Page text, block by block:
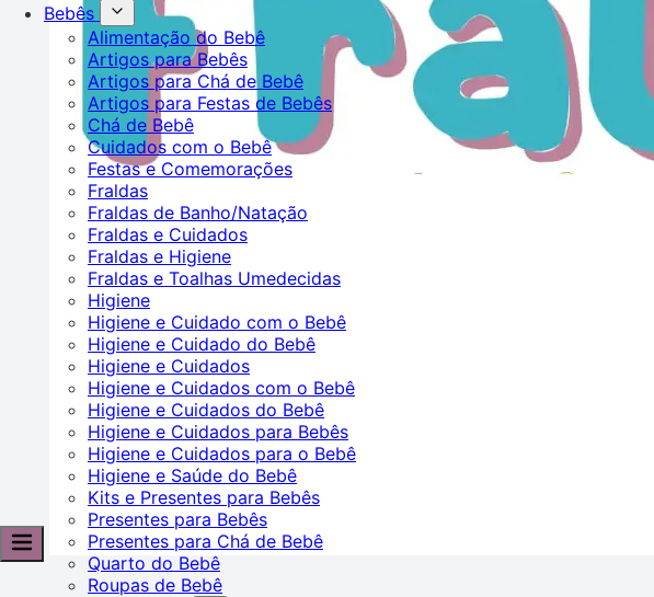
Bebês
Alimentação do Bebê
Artigos para Bebês
Artigos para Chá de Bebê
Artigos para Festas de Bebês
Chá de Bebê
Cuidados com o Bebê
Festas e Comemorações
Fraldas
Fraldas de Banho/Natação
Fraldas e Cuidados
Fraldas e Higiene
Fraldas e Toalhas Umedecidas
Higiene
Higiene e Cuidado com o Bebê
Higiene e Cuidado do Bebê
Higiene e Cuidados
Higiene e Cuidados com o Bebê
Higiene e Cuidados do Bebê
Higiene e Cuidados para Bebês
Higiene e Cuidados para o Bebê
Higiene e Saúde do Bebê
Kits e Presentes para Bebês
Presentes para Bebês
Presentes para Chá de Bebê
Quarto do Bebê
Roupas de Bebê